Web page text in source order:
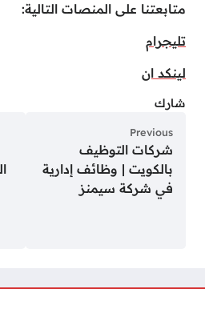
متابعتنا على المنصات التالية:
تليجرام
لينكد ان
شارك
Previous
شركات التوظيف
بالكويت | وظائف إدارية
في شركة سيمنز